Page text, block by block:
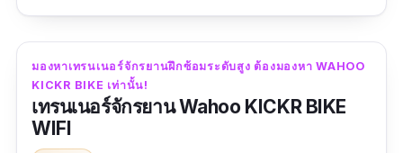
คุณได้สัมผัสฟีลลิ่งจริงๆ มากที่สุด สมจริงเหนือสิ่ง
อื่นใด
ข้อมูลเฉพาะ
มองหาเทรนเนอร์จักรยานฝึกซ้อมระดับสูง ต้องมองหา WAHOO
KICKR BIKE เท่านั้น!
เทรนเนอร์จักรยาน Wahoo KICKR BIKE
WIFI